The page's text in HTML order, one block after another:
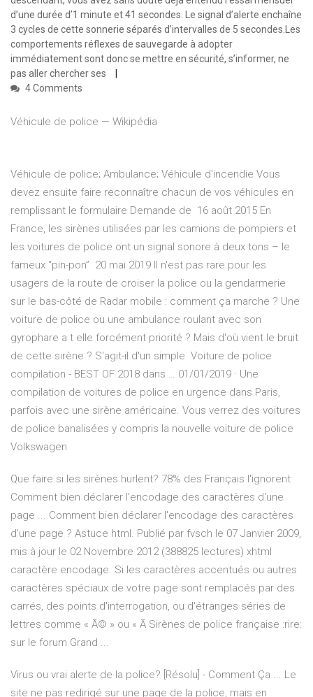
d’une durée d’1 minute et 41 secondes. Le signal d’alerte enchaîne
3 cycles de cette sonnerie séparés d’intervalles de 5 secondes.Les
comportements réflexes de sauvegarde à adopter
immédiatement sont donc se mettre en sécurité, s’informer, ne
pas aller chercher ses
4 Comments
Véhicule de police — Wikipédia
Véhicule de police; Ambulance; Véhicule d'incendie Vous
devez ensuite faire reconnaître chacun de vos véhicules en
remplissant le formulaire Demande de 16 août 2015 En
France, les sirènes utilisées par les camions de pompiers et
les voitures de police ont un signal sonore à deux tons – le
fameux “pin-pon” 20 mai 2019 Il n'est pas rare pour les
usagers de la route de croiser la police ou la gendarmerie
sur le bas-côté de Radar mobile : comment ça marche ? Une
voiture de police ou une ambulance roulant avec son
gyrophare a t elle forcément priorité ? Mais d'où vient le bruit
de cette sirène ? S'agit-il d'un simple Voiture de police
compilation - BEST OF 2018 dans … 01/01/2019 · Une
compilation de voitures de police en urgence dans Paris,
parfois avec une sirène américaine. Vous verrez des voitures
de police banalisées y compris la nouvelle voiture de police
Volkswagen
Que faire si les sirènes hurlent? 78% des Français l'ignorent
Comment bien déclarer l'encodage des caractères d'une
page ... Comment bien déclarer l'encodage des caractères
d'une page ? Astuce html. Publié par fvsch le 07 Janvier 2009,
mis à jour le 02 Novembre 2012 (388825 lectures) xhtml
caractère encodage. Si les caractères accentués ou autres
caractères spéciaux de votre page sont remplacés par des
carrés, des points d'interrogation, ou d'étranges séries de
lettres comme « Ã© » ou « Ã Sirènes de police française :rire:
sur le forum Grand ...
Virus ou vrai alerte de la police? [Résolu] - Comment Ça ... Le
site ne pas redirigé sur une page de la police, mais en